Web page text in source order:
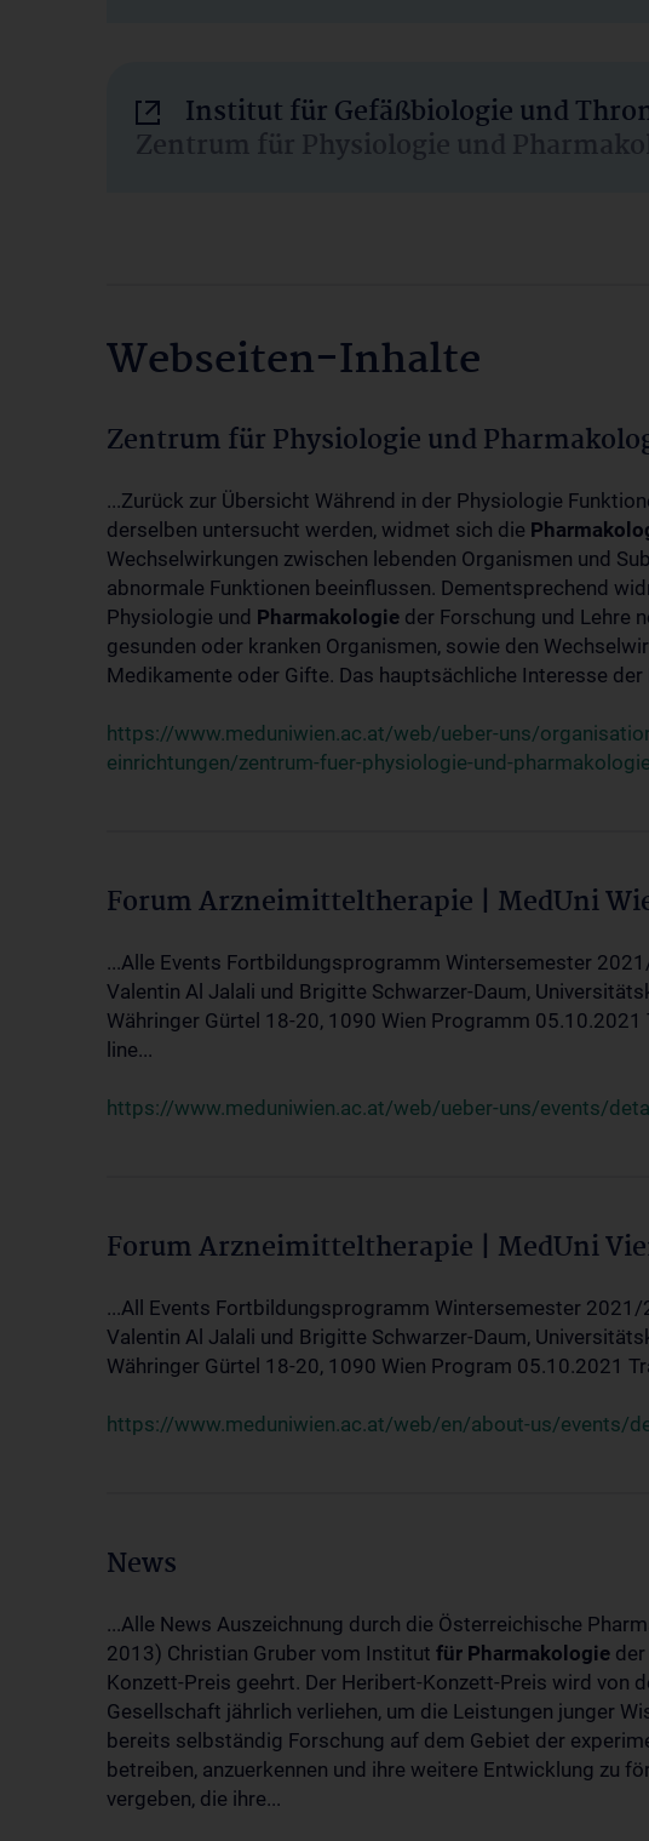
Institut für Gefäßbiologie und
Zentrum für Physiologie und
Webseiten-Inhalte
Zentrum für Physiologie und
...Zurück zur Übersicht Während in der Physiologie
derselben untersucht werden, widmet sich die
Wechselwirkungen zwischen lebenden Organismen und
abnormale Funktionen beeinflussen. Dementsprechend
Physiologie und Pharmakologie der Forschung und Lehre
gesunden oder kranken Organismen, sowie den
Medikamente oder Gifte. Das hauptsächliche Interesse der
https://www.meduniwien.ac.at/web/ueber-uns/
einrichtungen/zentrum-fuer-physiologie-und-
Forum Arzneimitteltherapie | MedUni
...Alle Events Fortbildungsprogramm Wintersemester
Valentin Al Jalali und Brigitte Schwarzer-Daum,
Währinger Gürtel 18-20, 1090 Wien Programm
line...
https://www.meduniwien.ac.at/web/ueber-uns/events/
Forum Arzneimitteltherapie | MedUni
...All Events Fortbildungsprogramm Wintersemester
Valentin Al Jalali und Brigitte Schwarzer-Daum,
Währinger Gürtel 18-20, 1090 Wien Program 05.10.2021
https://www.meduniwien.ac.at/web/en/about-us/events/
News
...Alle News Auszeichnung durch die Österreichische
2013) Christian Gruber vom Institut für Pharmakologie
Konzett-Preis geehrt. Der Heribert-Konzett-Preis wird von
Gesellschaft jährlich verliehen, um die Leistungen junger
bereits selbständig Forschung auf dem Gebiet der
betreiben, anzuerkennen und ihre weitere Entwicklung zu
vergeben, die ihre...